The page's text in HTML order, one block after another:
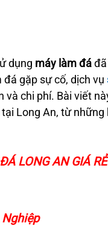
dụng máy làm đá
gặp sự cố, dịch vụ
và chi phí. Bài viết
Long An, từ
LONG AN GIÁ